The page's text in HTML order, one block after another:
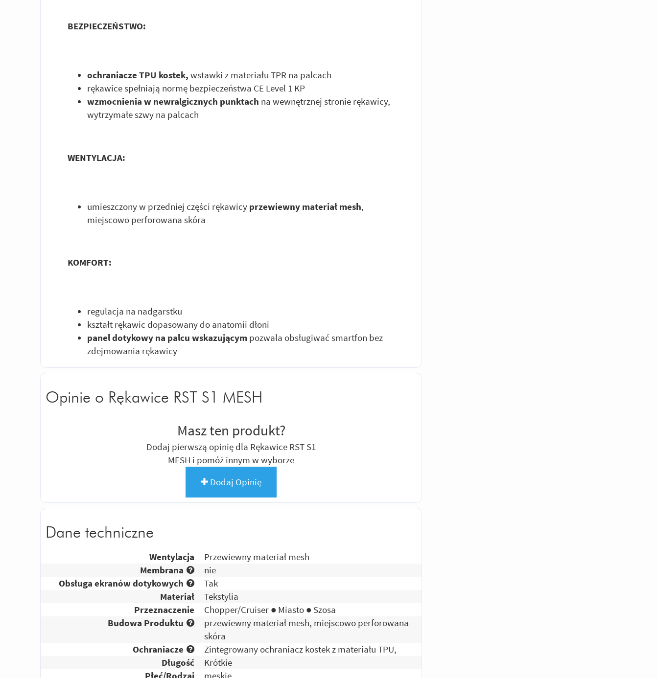
BEZPIECZEŃSTWO:
ochraniacze TPU kostek, wstawki z materiału TPR na palcach
rękawice spełniają normę bezpieczeństwa CE Level 1 KP
wzmocnienia w newralgicznych punktach na wewnętrznej stronie rękawicy,
wytrzymałe szwy na palcach
WENTYLACJA:
umieszczony w przedniej części rękawicy przewiewny materiał mesh,
miejscowo perforowana skóra
KOMFORT:
regulacja na nadgarstku
kształt rękawic dopasowany do anatomii dłoni
panel dotykowy na palcu wskazującym pozwala obsługiwać smartfon bez
zdejmowania rękawicy
Opinie o Rękawice RST S1 MESH
Masz ten produkt?
Dodaj pierwszą opinię dla Rękawice RST S1
MESH i pomóż innym w wyborze
Dodaj Opinię
Dane techniczne
Wentylacja
Przewiewny materiał mesh
Membrana
nie
Obsługa ekranów dotykowych
Tak
Materiał
Tekstylia
Przeznaczenie
Chopper/Cruiser ● Miasto ● Szosa
Budowa Produktu
przewiewny materiał mesh, miejscowo perforowana
skóra
Ochraniacze
Zintegrowany ochraniacz kostek z materiału TPU,
Długość
Krótkie